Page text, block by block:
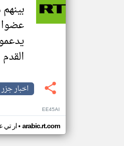
القدم
اخبار جزر
EE45AI
ار تي• arabic.rt.com